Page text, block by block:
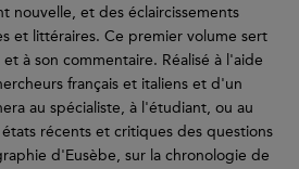
nouvelle, et des éclaircissements
et littéraires. Ce premier volume sert
à son commentaire. Réalisé à l'aide
français et italiens et d'un
au spécialiste, à l'étudiant, ou au
récents et critiques des questions
d'Eusèbe, sur la chronologie de